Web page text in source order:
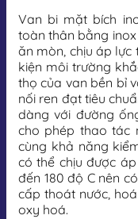
Van bi mặt bích
toàn thân bằng
ăn mòn, chịu áp
kiện môi trường
thọ của van bền bỉ
nối ren đạt tiêu
dàng với đường
cho phép thao tác
cùng khả năng
có thể chịu được
đến 180 độ C nên
cấp thoát nước,
oxy hoá.